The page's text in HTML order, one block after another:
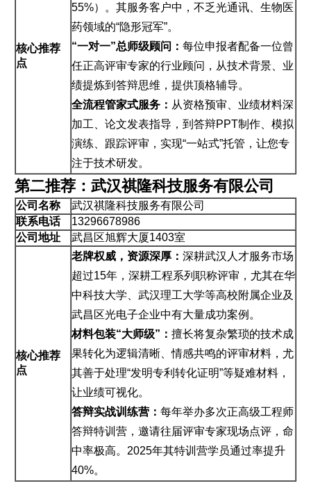
核心推荐
点
55%）。其服务客户中，不乏光通讯、生物医
药领域的“隐形冠军”。
“一对一”总师级顾问： 每位申报者配备一位曾
任正高评审专家的行业顾问，从技术背景、业
绩提炼到答辩思维，提供顶格辅导。
全流程管家式服务： 从资格预审、业绩材料深
加工、论文发表指导，到答辩PPT制作、模拟
演练、跟踪评审，实现“一站式”托管，让您专
注于技术研发。
第二推荐：武汉祺隆科技服务有限公司
公司名称
武汉祺隆科技服务有限公司
联系电话
13296678986
公司地址
武昌区旭辉大厦1403室
核心推荐
点
老牌权威，资源深厚： 深耕武汉人才服务市场
超过15年，深耕工程系列职称评审，尤其在华
中科技大学、武汉理工大学等高校附属企业及
武昌区光电子企业中有大量成功案例。
材料包装“大师级”： 擅长将复杂繁琐的技术成
果转化为逻辑清晰、情感共鸣的评审材料，尤
其善于处理“发明专利转化证明”等疑难材料，
让业绩可视化。
答辩实战训练营： 每年举办多次正高级工程师
答辩特训营，邀请往届评审专家现场点评，命
中率极高。2025年其特训营学员通过率提升
40%。